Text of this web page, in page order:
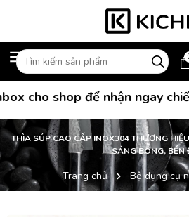
shop để nhận ngay chiết
THÌA SÚP CAO CẤP INOX304 THƯƠNG
SÁNG BÓNG, BỀN
Trang chủ Bộ dụng cụ